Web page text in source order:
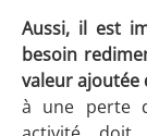
Aussi, il est
besoin
valeur ajoutée
à une perte